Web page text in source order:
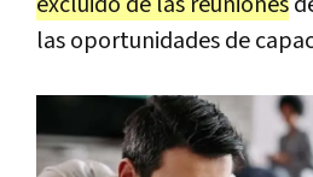
las oportunidades de